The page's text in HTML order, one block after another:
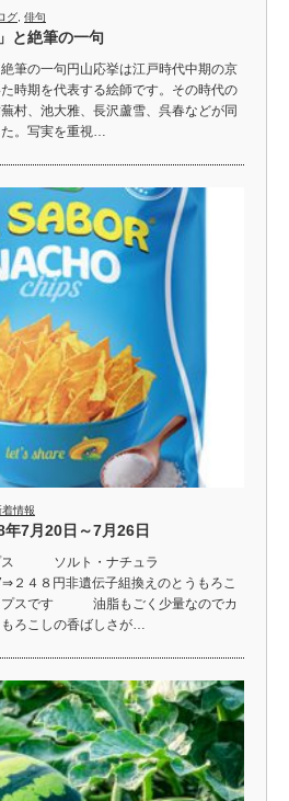
グ 俳句
と絶筆の一句
筆の一句円山応挙は江戸時代中期の京
時期を代表する絵師です。その時代の
村、池大雅、長沢蘆雪、呉春などが同
。写実を重視…
着情報
7月20日～7月26日
プス ソルト・ナチュラ
非遺伝子組換えのとうもろこ
プスです 油脂もごく少量なのでカ
ろこしの香ばしさが…